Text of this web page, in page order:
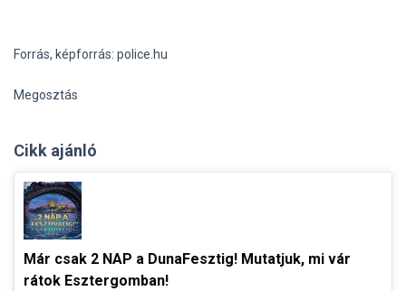
Forrás, képforrás: police.hu
Megosztás
Cikk ajánló
Már csak 2 NAP a DunaFesztig! Mutatjuk, mi vár
rátok Esztergomban!